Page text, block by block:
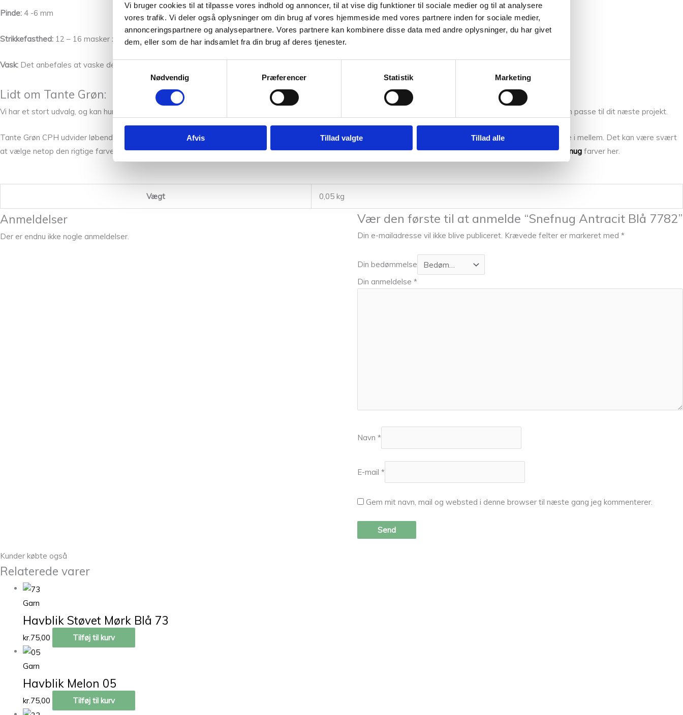
Vi bruger cookies til at tilpasse vores indhold og annoncer, til at vise dig funktioner til sociale medier og til at analysere
vores trafik. Vi deler også oplysninger om din brug af vores hjemmeside med vores partnere inden for sociale medier,
annonceringspartnere og analysepartnere. Vores partnere kan kombinere disse data med andre oplysninger, du har givet
dem, eller som de har indsamlet fra din brug af deres tjenester.
Samtykkevalg
Nødvendig
Præferencer Statistik Marketing
Afvis Tillad valgte Tillad alle
Pinde: 4 -6 mm
Strikkefasthed: 12 – 16 masker x 24 pinde
Vask: Det anbefales at vaske det færdige arbejde i hånden med uldvaskemiddel
Lidt om Tante Grøn:
Vi har et stort udvalg, og kan hurtigt få farverne hjem til dig, hvis de skulle være udsolgt. Kontakt os gerne hvis du har spørgsmål til garnet, eller er i tvivl om det kan passe til dit næste projekt.
Tante Grøn CPH udvider løbende garn sortimentet med nye versioner af vores garner. Fandt du ikke den rigtige garn kvalitet har vi altid flere substitutter at vælge i mellem. Det kan være svært
at vælge netop den rigtige farve, så tag dig god tid og spørg os endelig til råds. Hvis Snefnug Antracit Blå 7782 farven ikke lige er dig, så kan du se de andreSnefnug farver her.
Vægt 0,05 kg
Anmeldelser
Der er endnu ikke nogle anmeldelser.
Vær den første til at anmelde “Snefnug Antracit Blå 7782”
Din e-mailadresse vil ikke blive publiceret. Krævede felter er markeret med *
Din bedømmelse
Din anmeldelse *
Navn *
E-mail *
Gem mit navn, mail og websted i denne browser til næste gang jeg kommenterer.
Kunder købte også
Relaterede varer
Garn
Havblik Støvet Mørk Blå 73
kr.75,00 Tilføj til kurv
Garn
Havblik Melon 05
kr.75,00 Tilføj til kurv